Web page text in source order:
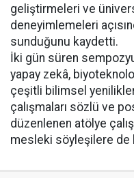
geliştirmeleri ve
deneyimlemeleri
sunduğunu kaydetti.
İki gün süren
yapay zekâ,
çeşitli bilimsel yenilikler
çalışmaları sözlü ve
düzenlenen atölye
mesleki söyleşilere de